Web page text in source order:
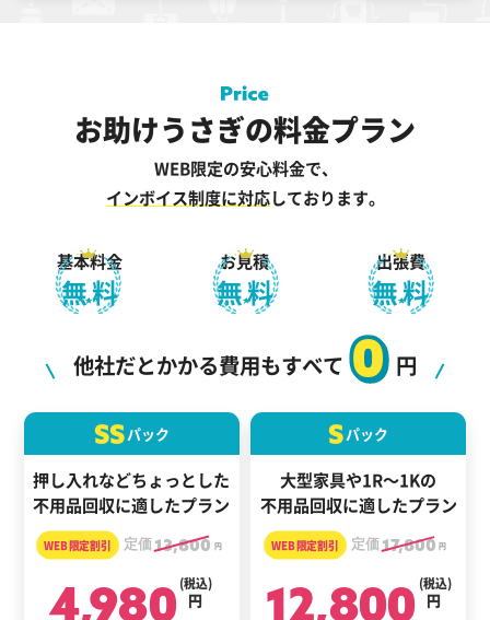
お助けうさぎの料金プラン
WEB限定の安心料金で、
インボイス制度に対応しております。
基本料金
無料
お見積
無料
出張費
無料
他社だとかかる費用もすべて
0
円
SSパック
押し入れなどちょっとした
不用品回収に適したプラン
定価13,800 円
4,980 円
(税込)
Sパック
大型家具や1R～1Kの
不用品回収に適したプラン
定価17,800 円
12,800 円
(税込)